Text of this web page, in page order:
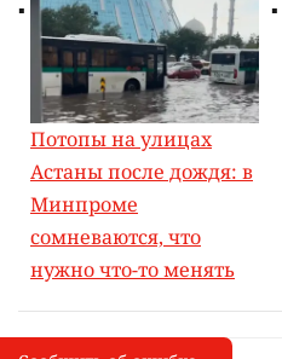
Потопы на улицах
Астаны после дождя: в
Минпроме
сомневаются, что
нужно что-то менять